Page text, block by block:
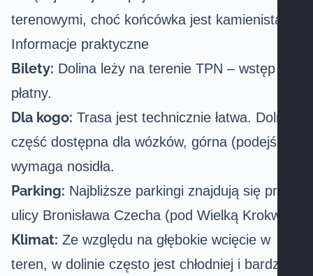
terenowymi, choć końcówka jest kamienista).
Informacje praktyczne
Bilety: Dolina leży na terenie TPN – wstęp jest
płatny.
Dla kogo: Trasa jest technicznie łatwa. Dolna
część dostępna dla wózków, górna (podejście)
wymaga nosidła.
Parking: Najbliższe parkingi znajdują się przy
ulicy Bronisława Czecha (pod Wielką Krokwią).
Klimat: Ze względu na głębokie wcięcie w
teren, w dolinie często jest chłodniej i bardziej